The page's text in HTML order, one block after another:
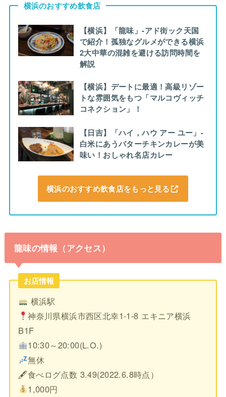
横浜のおすすめ飲食店
【横浜】「龍味」-アド街ック天国
で紹介！孤独なグルメができる横浜
2大中華の混雑を避ける訪問時間を
解説
【横浜】デートに最適！高級リゾー
トな雰囲気をもつ「マルコヴィッチ
コネクション」！
【日吉】「ハイ，ハウ アー ユー」-
白米にあうバターチキンカレーが美
味い！おしゃれ名店カレー
横浜のおすすめ飲食店をもっと見る
龍味の情報（アクセス）
お店情報
横浜駅
神奈川県横浜市西区北幸1-1-8 エキニア横浜
B1F
10:30～20:00(L.O.)
無休
🖋食べログ点数 3.49(2022.6.8時点）
1,000円